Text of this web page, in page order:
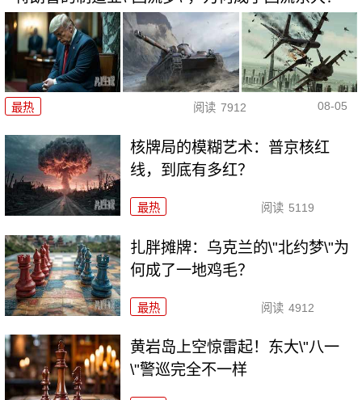
最热 阅读 7912 08-05
核牌局的模糊艺术：普京核红
线，到底有多红？
最热 阅读 5119
扎胖摊牌：乌克兰的\"北约梦\"为
何成了一地鸡毛？
最热 阅读 4912
黄岩岛上空惊雷起！东大\"八一
\"警巡完全不一样